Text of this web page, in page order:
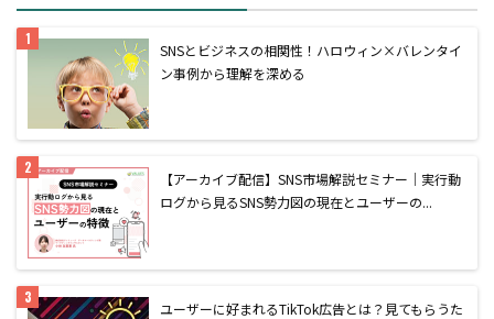
SNSとビジネスの相関性！ハロウィン×バレンタイ
ン事例から理解を深める
【アーカイブ配信】SNS市場解説セミナー｜実行動
ログから見るSNS勢力図の現在とユーザーの...
ユーザーに好まれるTikTok広告とは？見てもらうた